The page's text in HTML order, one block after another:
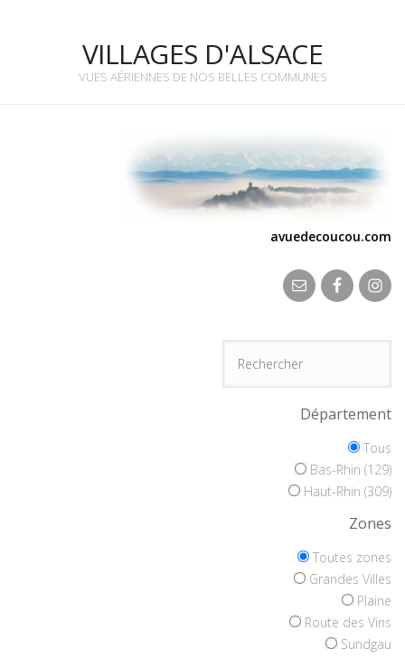
VILLAGES D'ALSACE
VUES AÉRIENNES DE NOS BELLES COMMUNES
avuedecoucou.com
Département
Tous
Bas-Rhin (129)
Haut-Rhin (309)
Zones
Toutes zones
Grandes Villes
Plaine
Route des Vins
Sundgau